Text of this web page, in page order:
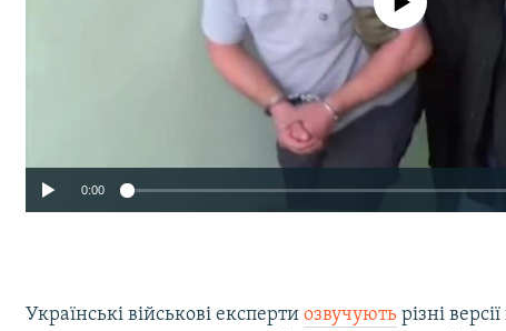
0:00
Українські військові експертиозвучують різні